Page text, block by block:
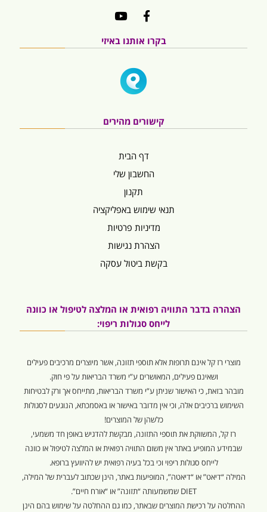
בקרו אותנו באיזי
קישורים מהירים
דף הבית
החשבון שלי
תקנון
תנאי שימוש באפליקציה
מדיניות פרטיות
הצהרת נגישות
בקשת ביטול עסקה
הצהרה בדבר התוויה רפואית או המלצה לטיפול או כוונה
לייחס סגולות ריפוי:
מוצרי רז קל אינם תרופות אלא תוספי תזונה, אשר מיוצרים מרכיבים פעילים
ושאינם פעילים, המאושרים ע”י משרד הבריאות על פי חוק.
מובהר בזאת, כי האישור שניתן ע”י משרד הבריאות, מתייחס אך ורק לבטיחות
השימוש ברכיבים אלה, וכי אין מדובר באישור או באסמכתא, הנוגעים לסגולות
כלשהן של המוצרים!
רז קל, המשווקת את תוספי התזונה, מבקשת להדגיש באופן חד משמעי,
שבמידע המופיע באתר אין משום התוויה רפואית או המלצה לטיפול או כוונה
לייחס סגולות ריפוי וכי בכל בעיה רפואית יש להיוועץ ברופא.
המילה “דיאט” או “דיאטה”, המופיעות באתר, הינן שכתוב לעברית של המילה,
DIET שמשמעותה “תזונה” או “אורח חיים”.
ההחלטה על רכישת המוצרים שבאתר, כמו גם ההחלטה על שימוש בהם הינן